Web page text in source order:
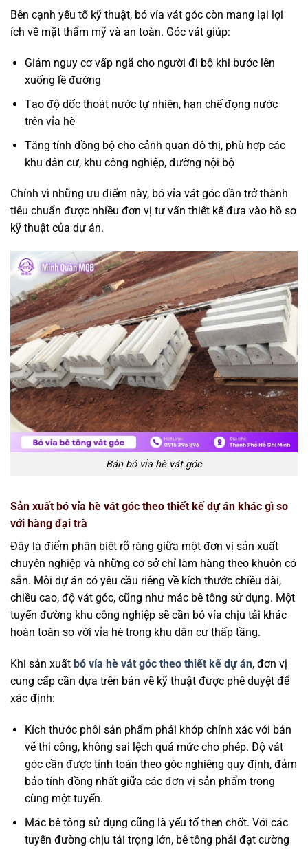
Bên cạnh yếu tố kỹ thuật, bó vỉa vát góc còn mang lại lợi
ích về mặt thẩm mỹ và an toàn. Góc vát giúp:
Giảm nguy cơ vấp ngã cho người đi bộ khi bước lên
xuống lề đường
Tạo độ dốc thoát nước tự nhiên, hạn chế đọng nước
trên vỉa hè
Tăng tính đồng bộ cho cảnh quan đô thị, phù hợp các
khu dân cư, khu công nghiệp, đường nội bộ
Chính vì những ưu điểm này, bó vỉa vát góc dần trở thành
tiêu chuẩn được nhiều đơn vị tư vấn thiết kế đưa vào hồ sơ
kỹ thuật của dự án.
Bán bó vỉa hè vát góc
Sản xuất bó vỉa hè vát góc theo thiết kế dự án khác gì so
với hàng đại trà
Đây là điểm phân biệt rõ ràng giữa một đơn vị sản xuất
chuyên nghiệp và những cơ sở chỉ làm hàng theo khuôn có
sẵn. Mỗi dự án có yêu cầu riêng về kích thước chiều dài,
chiều cao, độ vát góc, cũng như mác bê tông sử dụng. Một
tuyến đường khu công nghiệp sẽ cần bó vỉa chịu tải khác
hoàn toàn so với vỉa hè trong khu dân cư thấp tầng.
Khi sản xuất bó vỉa hè vát góc theo thiết kế dự án, đơn vị
cung cấp cần dựa trên bản vẽ kỹ thuật được phê duyệt để
xác định:
Kích thước phôi sản phẩm phải khớp chính xác với bản
vẽ thi công, không sai lệch quá mức cho phép. Độ vát
góc cần được tính toán theo góc nghiêng quy định, đảm
bảo tính đồng nhất giữa các đơn vị sản phẩm trong
cùng một tuyến.
Mác bê tông sử dụng cũng là yếu tố then chốt. Với các
tuyến đường chịu tải trọng lớn, bê tông phải đạt cường